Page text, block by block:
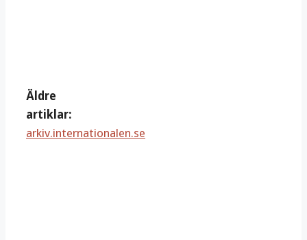
Äldre
artiklar:
arkiv.internationalen.se